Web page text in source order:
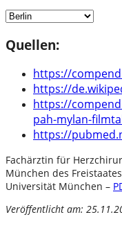
Quellen:
https://
https://
https://
pah-mylan-
https://
Fachärztin für
München des
Universität München –
Veröffentlicht am: